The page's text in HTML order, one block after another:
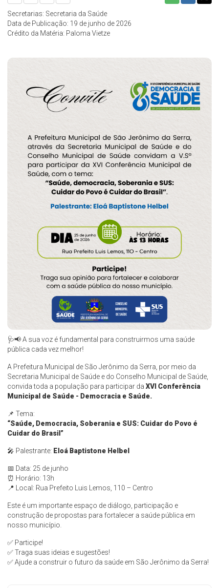
Secretarias: Secretaria da Saúde
Data de Publicação: 19 de junho de 2026
Crédito da Matéria: Paloma Vietze
🩺📢 A sua voz é fundamental para construirmos uma saúde
pública cada vez melhor!
A Prefeitura Municipal de São Jerônimo da Serra, por meio da
Secretaria Municipal de Saúde e do Conselho Municipal de Saúde,
convida toda a população para participar da XVI Conferência
Municipal de Saúde - Democracia e Saúde.
📌 Tema:
“Saúde, Democracia, Soberania e SUS: Cuidar do Povo é
Cuidar do Brasil”
🎤 Palestrante: Eloá Baptistone Helbel
📅 Data: 25 de junho
⏰ Horário: 13h
📍 Local: Rua Prefeito Luis Lemos, 110 – Centro
Este é um importante espaço de diálogo, participação e
construção de propostas para fortalecer a saúde pública em
nosso município.
✅ Participe!
✅ Traga suas ideias e sugestões!
✅ Ajude a construir o futuro da saúde em São Jerônimo da Serra!